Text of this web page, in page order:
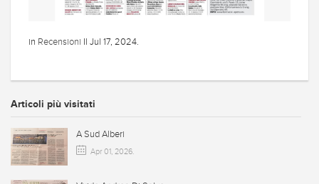
in Recensioni Jul 17, 2024.
Articoli più visitati
A Sud Alberi
Apr 01, 2026.